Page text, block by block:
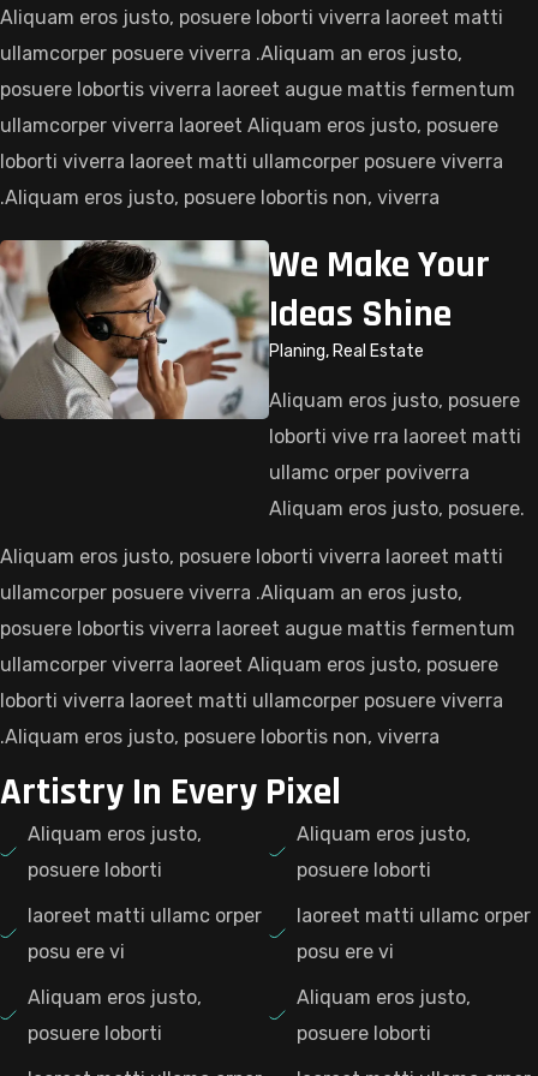
Aliquam eros justo, posuere loborti viverra laoreet matti
ullamcorper posuere viverra .Aliquam an eros justo,
posuere lobortis viverra laoreet augue mattis fermentum
ullamcorper viverra laoreet Aliquam eros justo, posuere
loborti viverra laoreet matti ullamcorper posuere viverra
.Aliquam eros justo, posuere lobortis non, viverra
We Make Your
Ideas Shine
Planing, Real Estate
Aliquam eros justo, posuere
loborti vive rra laoreet matti
ullamc orper poviverra
Aliquam eros justo, posuere.
Aliquam eros justo, posuere loborti viverra laoreet matti
ullamcorper posuere viverra .Aliquam an eros justo,
posuere lobortis viverra laoreet augue mattis fermentum
ullamcorper viverra laoreet Aliquam eros justo, posuere
loborti viverra laoreet matti ullamcorper posuere viverra
.Aliquam eros justo, posuere lobortis non, viverra
Artistry In Every Pixel
Aliquam eros justo,
posuere loborti
laoreet matti ullamc orper
posu ere vi
Aliquam eros justo,
posuere loborti
Aliquam eros justo,
posuere loborti
laoreet matti ullamc orper
posu ere vi
Aliquam eros justo,
posuere loborti